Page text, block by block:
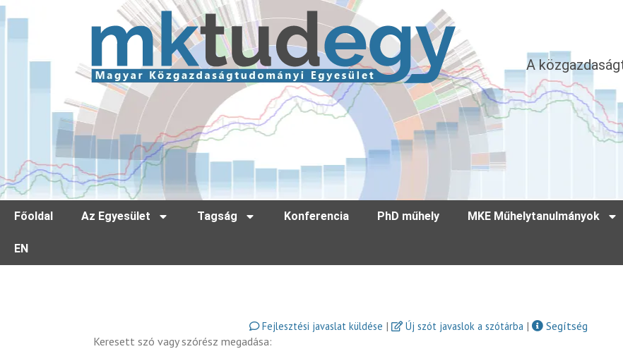
A
Főoldal Az Egyesület Tagság Konferencia PhD műhely MKE Műhelytanulmányok
EN
Fejlesztési javaslat küldése | Új szót javaslok a szótárba |
Segítség
Keresett szó vagy szórész megadása: